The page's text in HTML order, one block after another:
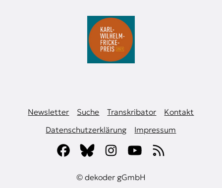
Newsletter Suche Transkribator
Kontakt
Datenschutzerklärung
Impressum
© dekoder gGmbH